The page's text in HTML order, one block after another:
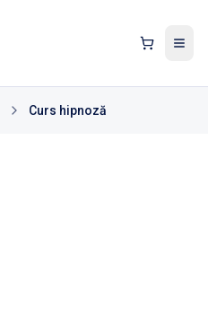
Curs hipnoză